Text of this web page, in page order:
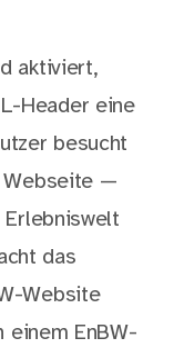
aktiviert,
Header eine
besucht
Webseite —
das
Website
EnBW-